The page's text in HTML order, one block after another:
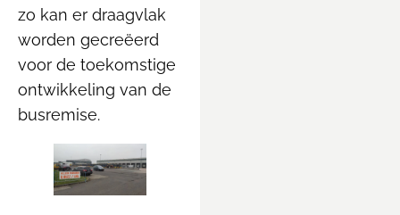
zo kan er draagvlak
worden gecreëerd
voor de toekomstige
ontwikkeling van de
busremise.